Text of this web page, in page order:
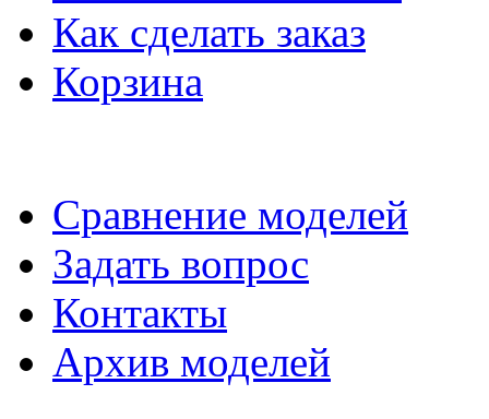
Как сделать заказ
Корзина
Сравнение моделей
Задать вопрос
Контакты
Архив моделей